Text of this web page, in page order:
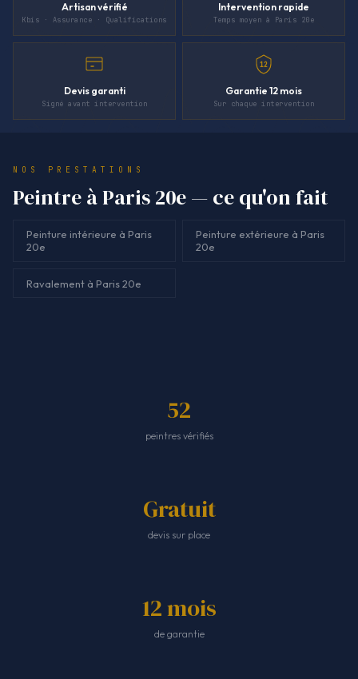
Artisan vérifié
Kbis · Assurance · Qualifications
Intervention rapide
Temps moyen à Paris 20e
Devis garanti
Signé avant intervention
12
Garantie 12 mois
Sur chaque intervention
NOS PRESTATIONS
Peintre à Paris 20e — ce qu'on fait
Peinture intérieure à Paris
20e
Peinture extérieure à Paris
20e
Ravalement à Paris 20e
52
peintres vérifiés
Gratuit
devis sur place
12 mois
de garantie